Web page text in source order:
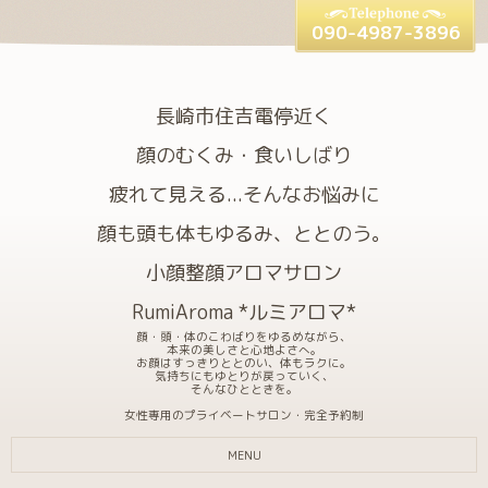
長崎市住吉電停近く
顔のむくみ・食いしばり
疲れて見える...そんなお悩みに
顔も頭も体もゆるみ、ととのう。
小顔整顔アロマサロン
RumiAroma *ルミアロマ*
顔・頭・体のこわばりをゆるめながら、
本来の美しさと心地よさへ。
お顔はすっきりととのい、体もラクに。
気持ちにもゆとりが戻っていく、
そんなひとときを。
女性専用のプライベートサロン・完全予約制
090-4987-3896
MENU